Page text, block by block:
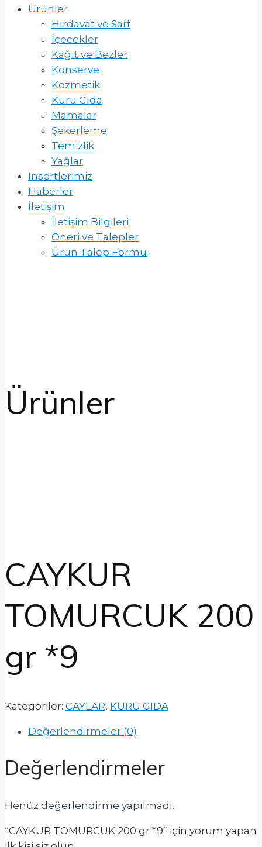
Ürünler
Hırdavat ve Sarf
İçecekler
Kağıt ve Bezler
Konserve
Kozmetik
Kuru Gıda
Mamalar
Şekerleme
Temizlik
Yağlar
Insertlerimiz
Haberler
İletişim
İletişim Bilgileri
Öneri ve Talepler
Ürün Talep Formu
Ürünler
CAYKUR
TOMURCUK 200
gr *9
Kategoriler: CAYLAR, KURU GIDA
Değerlendirmeler (0)
Değerlendirmeler
Henüz değerlendirme yapılmadı.
“CAYKUR TOMURCUK 200 gr *9” için yorum yapan